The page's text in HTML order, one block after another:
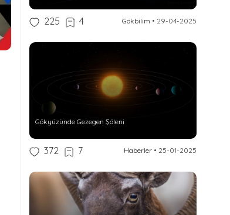
225 4 Gökbilim • 29-04-2025
Gökyüzünde Gezegen Şöleni
372 7 Haberler• 25-01-2025